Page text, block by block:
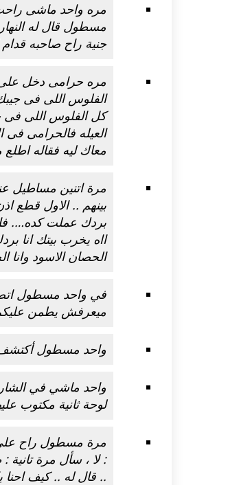
مره واحد ماشى
مسطول قال له
جنية راح صاحبه قدام
مره حرامى دخل على
الفلوس اللى فى
كل الفلوس اللى فى
العيله فالحرامى فى
معاك ليه فقاله اطلع
مرة اتنين مساطيل
بينهم .. الاول قطع
بردك عملت كده….
ااه يخرب بيتك انا
الحصان الاسود وانا
في واحد مسطول
ميعرفش يطمن
واحد مسطول أكتشف
واحد ماشي في
لوحة ثانية مكتوب
مرة مسطول راح على
: لا ، سأل مرة تانية
.. قال له .. كيف احنا
وصفات